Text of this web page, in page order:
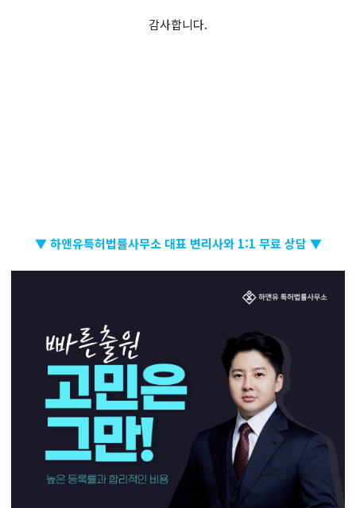
감사합니다.
▼ 하앤유특허법률사무소 대표 변리사와 1:1 무료 상담 ▼